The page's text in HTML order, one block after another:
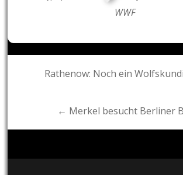
WWF
PostRathenow: Noch ein
← Merkel besucht Berliner